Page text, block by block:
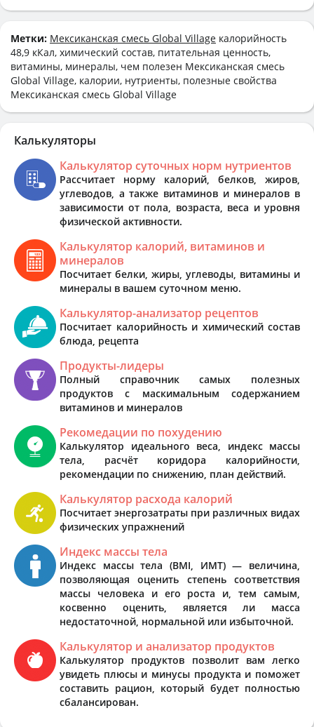
Метки: Мексиканская смесь Global Village калорийность
48,9 кКал, химический состав, питательная ценность,
витамины, минералы, чем полезен Мексиканская смесь
Global Village, калории, нутриенты, полезные свойства
Мексиканская смесь Global Village
Калькуляторы
Калькулятор суточных норм нутриентов
Рассчитает норму калорий, белков, жиров,
углеводов, а также витаминов и минералов в
зависимости от пола, возраста, веса и уровня
физической активности.
Калькулятор калорий, витаминов и
минералов
Посчитает белки, жиры, углеводы, витамины и
минералы в вашем суточном меню.
Калькулятор-анализатор рецептов
Посчитает калорийность и химический состав
блюда, рецепта
Продукты-лидеры
Полный справочник самых полезных
продуктов с маскимальным содержанием
витаминов и минералов
Рекомедации по похудению
Калькулятор идеального веса, индекс массы
тела, расчёт коридора калорийности,
рекомендации по снижению, план действий.
Калькулятор расхода калорий
Посчитает энергозатраты при различных видах
физических упражнений
Индекс массы тела
Индекс массы тела (BMI, ИМТ) — величина,
позволяющая оценить степень соответствия
массы человека и его роста и, тем самым,
косвенно оценить, является ли масса
недостаточной, нормальной или избыточной.
Калькулятор и анализатор продуктов
Калькулятор продуктов позволит вам легко
увидеть плюсы и минусы продукта и поможет
составить рацион, который будет полностью
сбалансирован.